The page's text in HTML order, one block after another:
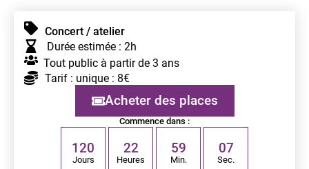
Concert / atelier
Durée estimée : 2h
Tout public à partir de 3 ans
Tarif : unique : 8€
Acheter des places
Commence dans :
120
Jours
22
Heures
59
Min.
06
Sec.